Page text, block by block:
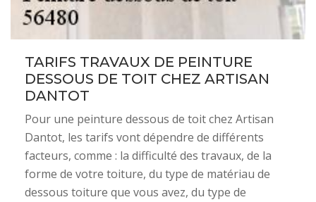
TARIFS TRAVAUX DE PEINTURE
DESSOUS DE TOIT CHEZ ARTISAN
DANTOT
Pour une peinture dessous de toit chez Artisan
Dantot, les tarifs vont dépendre de différents
facteurs, comme : la difficulté des travaux, de la
forme de votre toiture, du type de matériau de
dessous toiture que vous avez, du type de